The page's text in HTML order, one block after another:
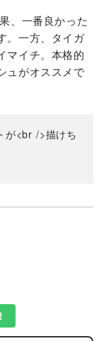
、一番良かった
。一方、タイガ
マイチ。本格的
ュがオススメで
が<br />描けち